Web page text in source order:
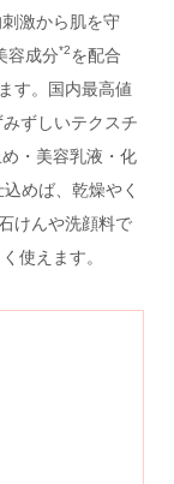
激から肌を守
容成分*2を配合
す。国内最高値
ずしいテクスチ
・美容乳液・化
めば、乾燥やく
けんや洗顔料で
使えます。